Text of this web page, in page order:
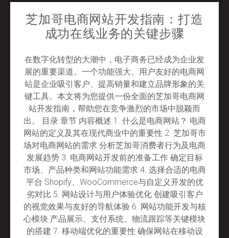
芝加哥电商网站开发指南：打造
成功在线业务的关键步骤
在数字化转型的大潮中，电子商务已经成为企业发
展的重要渠道。一个功能强大、用户友好的电商网
站是企业吸引客户、提高销量和建立品牌形象的关
键工具。本文将为您提供一份全面的芝加哥电商网
站开发指南，帮助您在竞争激烈的市场中脱颖而
出。 目录 章节 内容概述 1. 什么是电商网站？ 电商
网站的定义及其在现代商业中的重要性 2. 芝加哥市
场对电商网站的需求 分析芝加哥消费者行为及电商
发展趋势 3. 电商网站开发前的准备工作 确定目标
市场、产品种类和网站功能需求 4. 选择合适的电商
平台 Shopify、WooCommerce与自定义开发的优
劣对比 5. 网站设计与用户体验优化 创建吸引客户
的视觉效果与友好的导航体验 6. 网站功能开发与核
心模块 产品展示、支付系统、物流跟踪等关键模块
的搭建 7. 移动端优化的重要性 确保网站在移动设